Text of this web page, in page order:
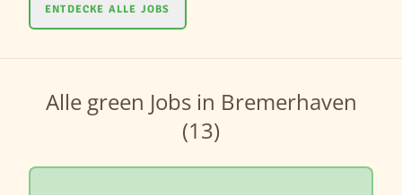
ENTDECKE ALLE JOBS
Alle green Jobs in Bremerhaven
(13)